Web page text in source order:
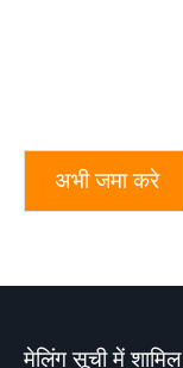
अभी जमा करे
मेलिंग सूची में